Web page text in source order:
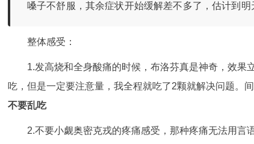
嗓子不舒服，其余症状开始缓解差不多了，估计到明
整体感受：
1.发高烧和全身酸痛的时候，布洛芬真是神奇，效
吃，但是一定要注意量，我全程就吃了2颗就解决问题。
不要乱吃
2.不要小觑奥密克戎的疼痛感受，那种疼痛无法用言